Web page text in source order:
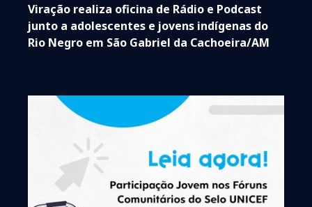
Viração realiza oficina de Rádio e Podcast
junto a adolescentes e jovens indígenas do
Rio Negro em São Gabriel da Cachoeira/AM